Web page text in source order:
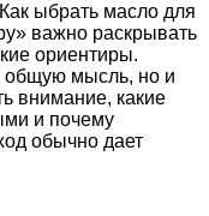
ыбрать масло для
важно раскрывать
ориентиры.
общую мысль, но и
внимание, какие
и почему
обычно дает